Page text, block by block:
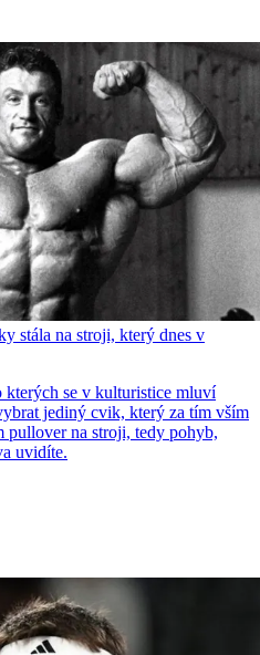
stála na stroji, který dnes v
kterých se v kulturistice mluví
jediný cvik, který za tím vším
pullover na stroji, tedy pohyb,
uvidíte.